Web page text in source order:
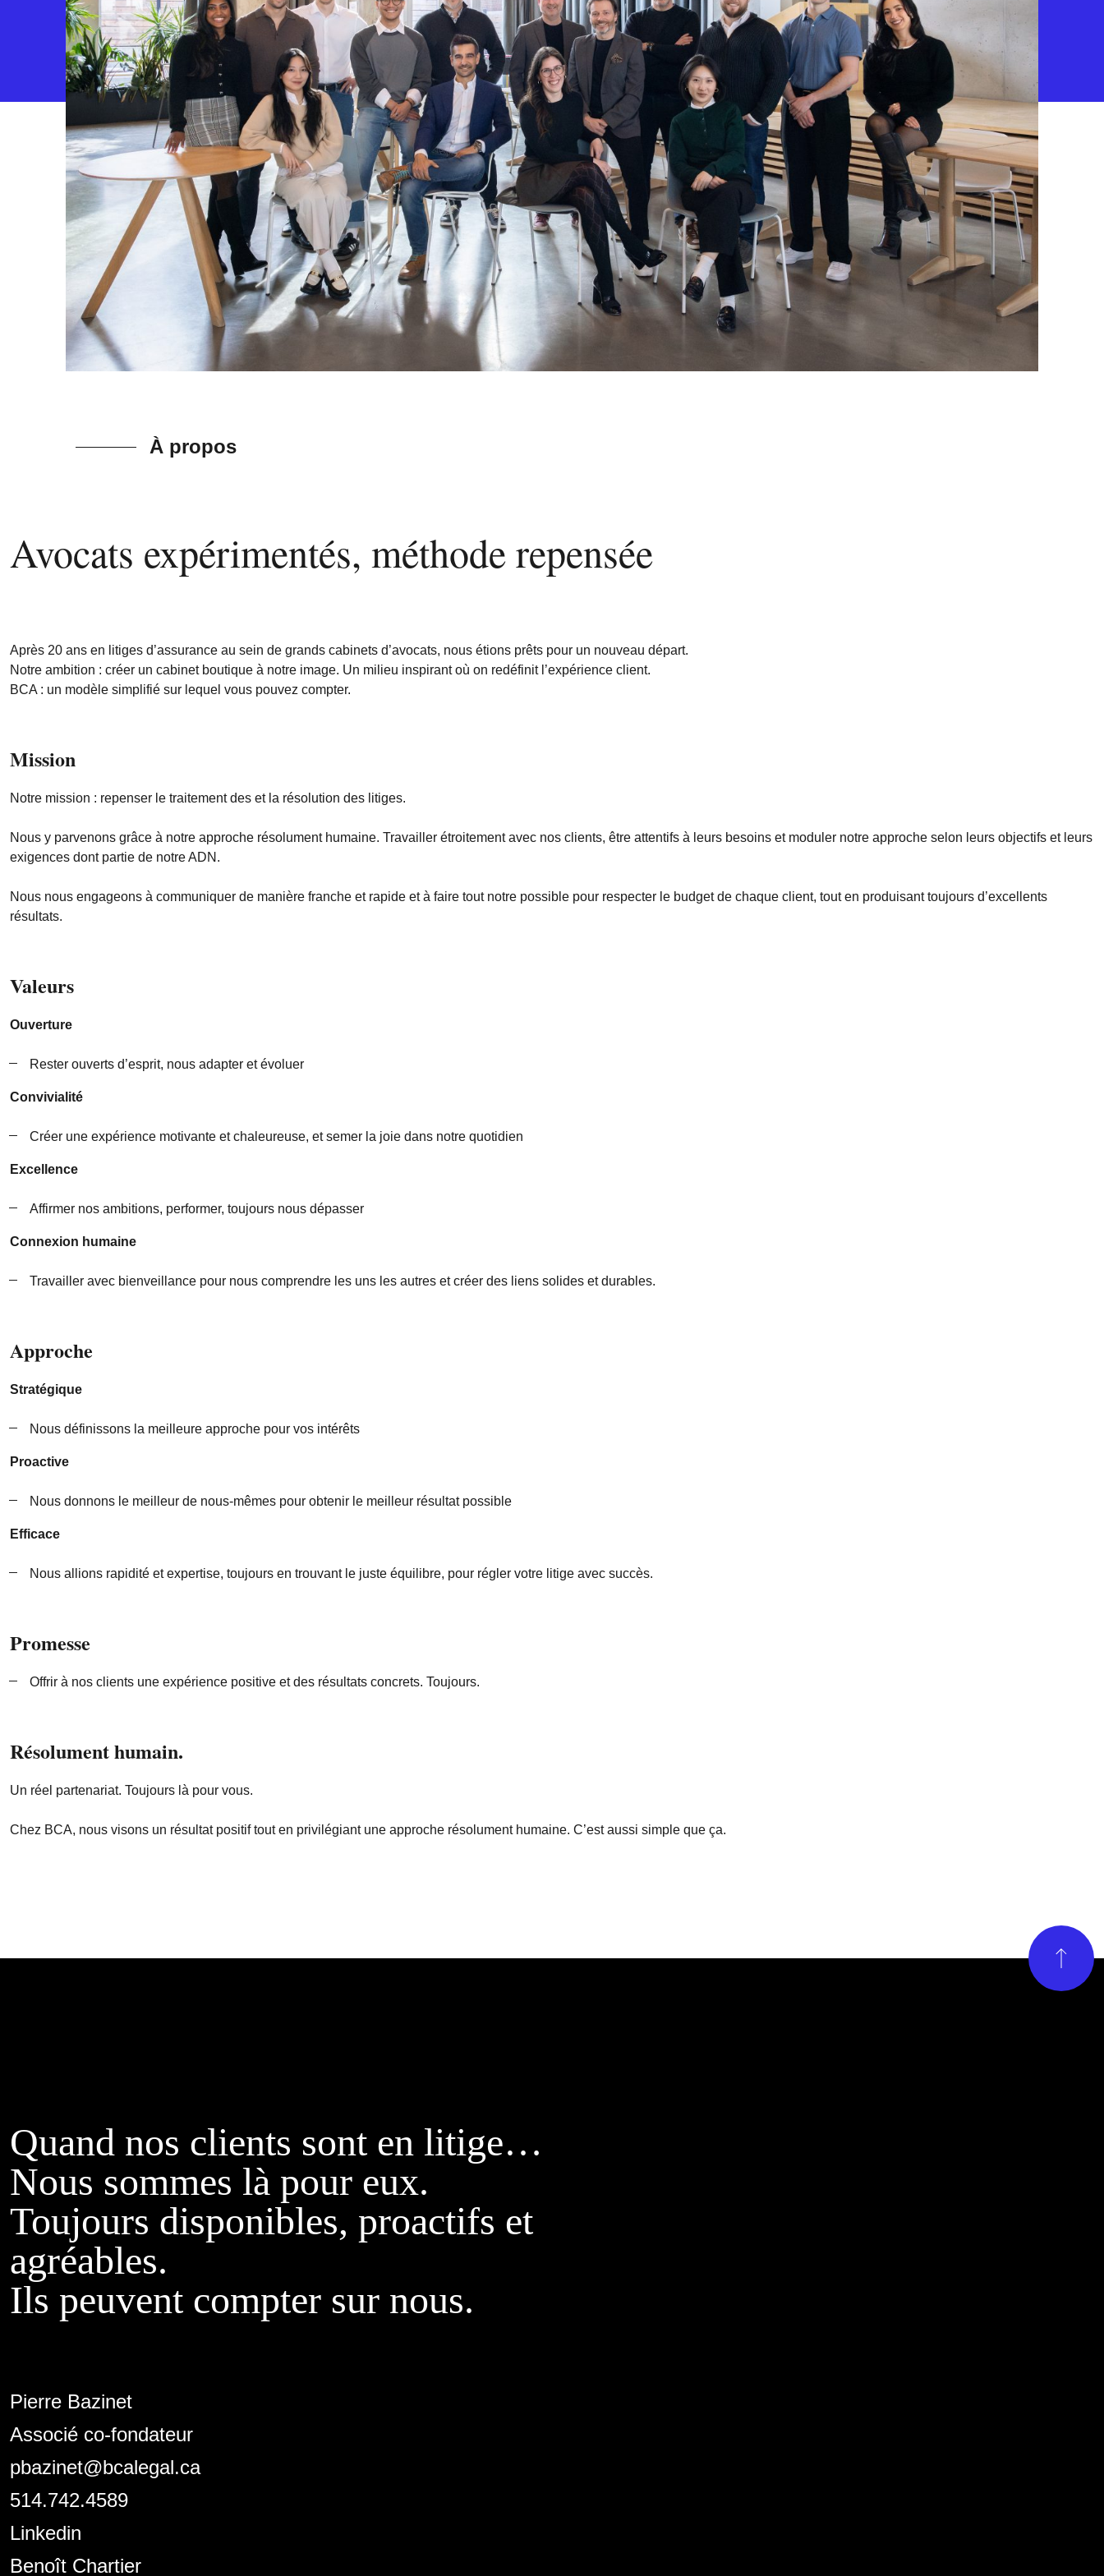
À propos
Avocats expérimentés, méthode repensée
Après 20 ans en litiges d’assurance au sein de grands cabinets d’avocats, nous étions prêts pour un nouveau départ.
Notre ambition : créer un cabinet boutique à notre image. Un milieu inspirant où on redéfinit l’expérience client.
BCA : un modèle simplifié sur lequel vous pouvez compter.
Mission
Notre mission : repenser le traitement des et la résolution des litiges.
Nous y parvenons grâce à notre approche résolument humaine. Travailler étroitement avec nos clients, être attentifs à leurs besoins et moduler notre approche selon leurs objectifs et leurs
exigences dont partie de notre ADN.
Nous nous engageons à communiquer de manière franche et rapide et à faire tout notre possible pour respecter le budget de chaque client, tout en produisant toujours d’excellents
résultats.
Valeurs
Ouverture
Rester ouverts d’esprit, nous adapter et évoluer
Convivialité
Créer une expérience motivante et chaleureuse, et semer la joie dans notre quotidien
Excellence
Affirmer nos ambitions, performer, toujours nous dépasser
Connexion humaine
Travailler avec bienveillance pour nous comprendre les uns les autres et créer des liens solides et durables.
Approche
Stratégique
Nous définissons la meilleure approche pour vos intérêts
Proactive
Nous donnons le meilleur de nous-mêmes pour obtenir le meilleur résultat possible
Efficace
Nous allions rapidité et expertise, toujours en trouvant le juste équilibre, pour régler votre litige avec succès.
Promesse
Offrir à nos clients une expérience positive et des résultats concrets. Toujours.
Résolument humain.
Un réel partenariat. Toujours là pour vous.
Chez BCA, nous visons un résultat positif tout en privilégiant une approche résolument humaine. C’est aussi simple que ça.
Quand nos clients sont en litige…
Nous sommes là pour eux.
Toujours disponibles, proactifs et
agréables.
Ils peuvent compter sur nous.
Pierre Bazinet
Associé co-fondateur
pbazinet@bcalegal.ca
514.742.4589
Linkedin
Benoît Chartier